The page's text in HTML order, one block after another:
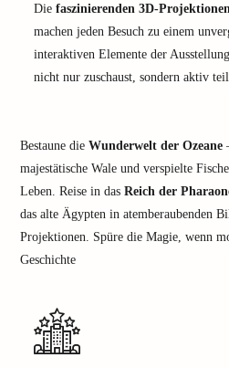
Die faszinierenden 3D-
machen jeden Besuch zu einem
interaktiven Elemente der
nicht nur zuschaust, sondern aktiv
Bestaune die Wunderwelt der Ozeane
majestätische Wale und verspielte
Leben. Reise in das Reich der
das alte Ägypten in atemberaubenden
Projektionen. Spüre die Magie, wenn
Geschichte